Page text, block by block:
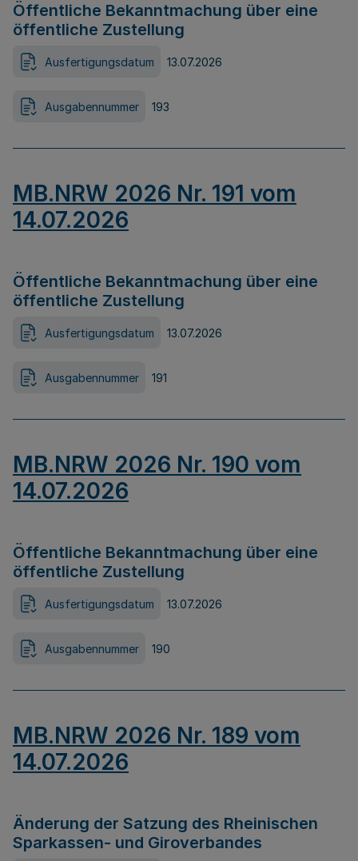
Öffentliche Bekanntmachung über eine
öffentliche Zustellung
Ausfertigungsdatum 13.07.2026
Ausgabennummer 193
MB.NRW 2026 Nr. 191 vom
14.07.2026
Öffentliche Bekanntmachung über eine
öffentliche Zustellung
Ausfertigungsdatum 13.07.2026
Ausgabennummer 191
MB.NRW 2026 Nr. 190 vom
14.07.2026
Öffentliche Bekanntmachung über eine
öffentliche Zustellung
Ausfertigungsdatum 13.07.2026
Ausgabennummer 190
MB.NRW 2026 Nr. 189 vom
14.07.2026
Änderung der Satzung des Rheinischen
Sparkassen- und Giroverbandes